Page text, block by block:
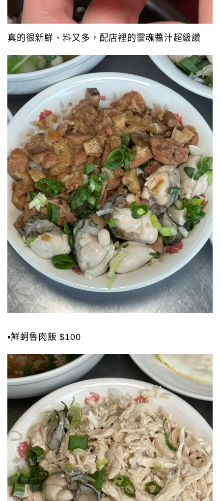
真的很新鮮、料又多，配店裡的靈魂醬汁超級讚
▪️鮮蚵魯肉飯 $100